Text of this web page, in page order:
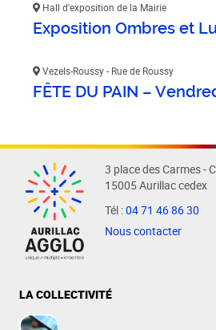
Hall d'exposition de la Mairie
Exposition Ombres et
Vezels-Roussy - Rue de Roussy
FÊTE DU PAIN –
3 place des Carmes -
15005 Aurillac cedex
Tél :04 71 46 86 30
Nous contacter
LA COLLECTIVITÉ